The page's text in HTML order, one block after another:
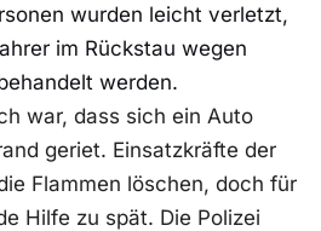
wurden leicht verletzt,
im Rückstau wegen
werden.
war, dass sich ein Auto
geriet. Einsatzkräfte der
Flammen löschen, doch für
Hilfe zu spät. Die Polizei